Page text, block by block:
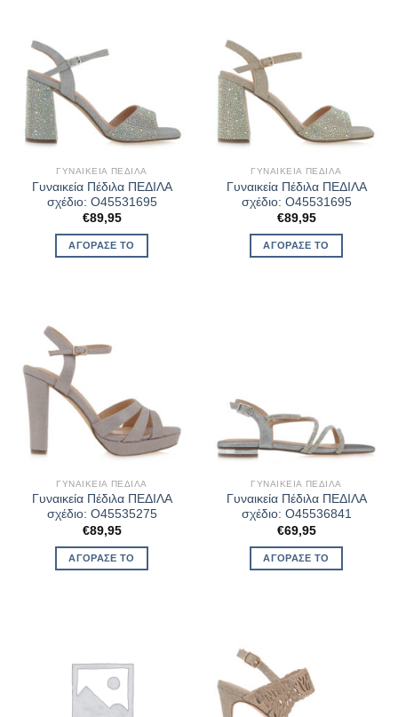
ΓΥΝΑΙΚΕΊΑ ΠΈΔΙΛΑ
Γυναικεία Πέδιλα ΠΕΔΙΛΑ
σχέδιο: O45531695
€89,95
ΑΓΌΡΑΣΈ ΤΟ
ΓΥΝΑΙΚΕΊΑ ΠΈΔΙΛΑ
Γυναικεία Πέδιλα ΠΕΔΙΛΑ
σχέδιο: O45531695
€89,95
ΑΓΌΡΑΣΈ ΤΟ
ΓΥΝΑΙΚΕΊΑ ΠΈΔΙΛΑ
Γυναικεία Πέδιλα ΠΕΔΙΛΑ
σχέδιο: O45535275
€89,95
ΑΓΌΡΑΣΈ ΤΟ
ΓΥΝΑΙΚΕΊΑ ΠΈΔΙΛΑ
Γυναικεία Πέδιλα ΠΕΔΙΛΑ
σχέδιο: O45536841
€69,95
ΑΓΌΡΑΣΈ ΤΟ